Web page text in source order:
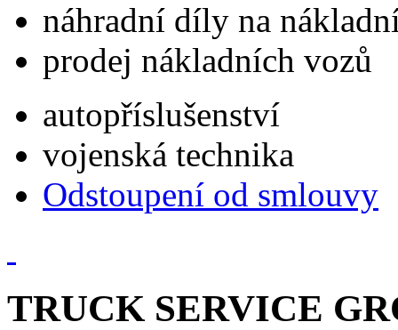
náhradní díly na
prodej nákladních vozů
autopříslušenství
vojenská technika
Odstoupení od smlouvy
TRUCK SERVICE